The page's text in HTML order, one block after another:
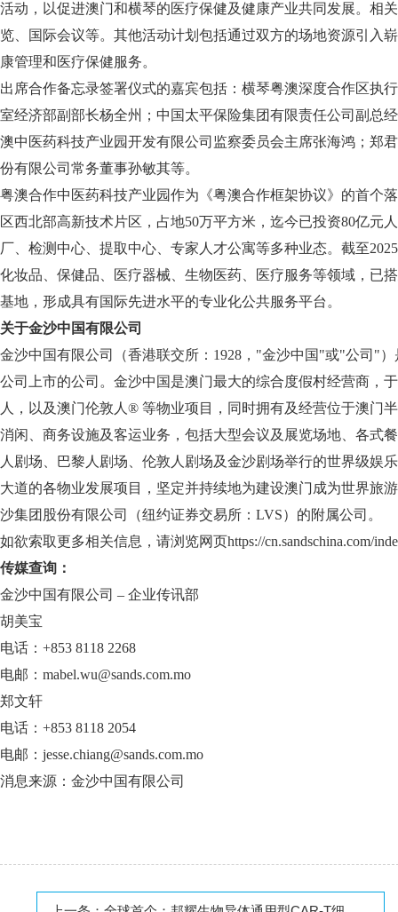
活动，以促进澳门和横琴的医疗保健及健康产业共同发展。相
览、国际会议等。其他活动计划包括通过双方的场地资源引入
康管理和医疗保健服务。
出席合作备忘录签署仪式的嘉宾包括：横琴粤澳深度合作区执
室经济部副部长杨全州；中国太平保险集团有限责任公司副总
澳中医药科技产业园开发有限公司监察委员会主席张海鸿；郑
份有限公司常务董事孙敏其等。
粤澳合作中医药科技产业园作为《粤澳合作框架协议》的首个
区西北部高新技术片区，占地50万平方米，迄今已投资80亿
厂、检测中心、提取中心、专家人才公寓等多种业态。截至
化妆品、保健品、医疗器械、生物医药、医疗服务等领域，已
基地，形成具有国际先进水平的专业化公共服务平台。
关于金沙中国有限公司
金沙中国有限公司（香港联交所：1928，"金沙中国"或"公司"
公司上市的公司。金沙中国是澳门最大的综合度假村经营商
人，以及澳门伦敦人® 等物业项目，同时拥有及经营位于澳门
消闲、商务设施及客运业务，包括大型会议及展览场地、各式
人剧场、巴黎人剧场、伦敦人剧场及金沙剧场举行的世界级娱
大道的各物业发展项目，坚定并持续地为建设澳门成为世界旅
沙集团股份有限公司（纽约证券交易所：LVS）的附属公司。
如欲索取更多相关信息，请浏览网页https://cn.sandschina.com/
传媒查询：
金沙中国有限公司 – 企业传讯部
胡美宝
电话：+853 8118 2268
电邮： mabel.wu@sands.com.mo
郑文轩
电话：+853 8118 2054
电邮： jesse.chiang@sands.com.mo
消息来源：金沙中国有限公司